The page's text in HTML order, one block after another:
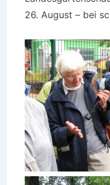
26. August – bei